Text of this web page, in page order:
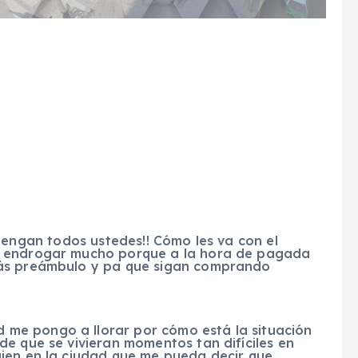
todos ustedes!! Cómo les va con el
mucho porque a la hora de pagada
preámbulo y pa que sigan comprando
me pongo a llorar por cómo está la situación
que se vivieran momentos tan difíciles en